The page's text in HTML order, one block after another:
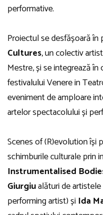
performative.
Proiectul se desfășoară în
Cultures, un colectiv
Mestre, și se integrează
festivalului Venere in
eveniment de amploare
artelor spectacolului și
Scenes of (R)evolution își
schimburile culturale prin
Instrumentalised
Giurgiualături de artistele
performing artist) și Ida